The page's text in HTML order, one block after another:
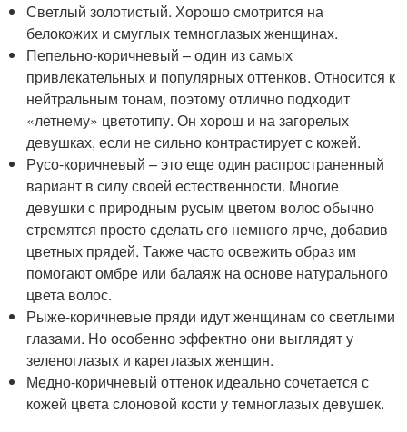
Светлый золотистый. Хорошо смотрится на
белокожих и смуглых темноглазых женщинах.
Пепельно-коричневый – один из самых
привлекательных и популярных оттенков. Относится к
нейтральным тонам, поэтому отлично подходит
«летнему» цветотипу. Он хорош и на загорелых
девушках, если не сильно контрастирует с кожей.
Русо-коричневый – это еще один распространенный
вариант в силу своей естественности. Многие
девушки с природным русым цветом волос обычно
стремятся просто сделать его немного ярче, добавив
цветных прядей. Также часто освежить образ им
помогают омбре или балаяж на основе натурального
цвета волос.
Рыже-коричневые пряди идут женщинам со светлыми
глазами. Но особенно эффектно они выглядят у
зеленоглазых и кареглазых женщин.
Медно-коричневый оттенок идеально сочетается с
кожей цвета слоновой кости у темноглазых девушек.